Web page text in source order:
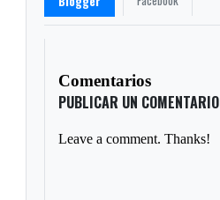
Comentarios
PUBLICAR UN COMENTARIO
Leave a comment. Thanks!